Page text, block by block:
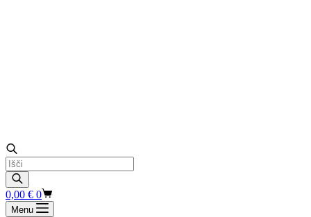
Products
search
Shopping
cart
0,00 € 0
Menu